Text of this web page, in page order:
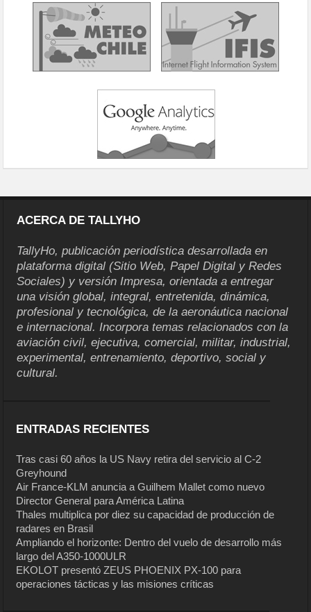
ACERCA DE TALLYHO
TallyHo, publicación periodística desarrollada en
plataforma digital (Sitio Web, Papel Digital y Redes
Sociales) y versión Impresa, orientada a entregar
una visión global, integral, entretenida, dinámica,
profesional y tecnológica, de la aeronáutica nacional
e internacional. Incorpora temas relacionados con la
aviación civil, ejecutiva, comercial, militar, industrial,
experimental, entrenamiento, deportivo, social y
cultural.
ENTRADAS RECIENTES
Tras casi 60 años la US Navy retira del servicio al C-2
Greyhound
Air France-KLM anuncia a Guilhem Mallet como nuevo
Director General para América Latina
Thales multiplica por diez su capacidad de producción de
radares en Brasil
Ampliando el horizonte: Dentro del vuelo de desarrollo más
largo del A350-1000ULR
EKOLOT presentó ZEUS PHOENIX PX-100 para
operaciones tácticas y las misiones críticas